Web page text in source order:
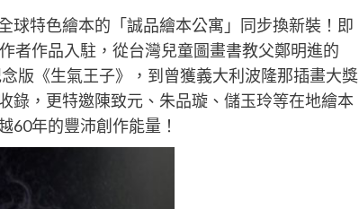
球特色繪本的「誠品繪本公寓」同步換新裝！即
者作品入駐，從台灣兒童圖畫書教父鄭明進的
版《生氣王子》，到曾獲義大利波隆那插畫大獎
錄，更特邀陳致元、朱品璇、儲玉玲等在地繪本
60年的豐沛創作能量！